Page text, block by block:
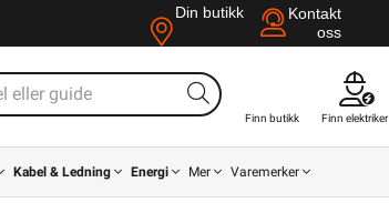
Din butikk
Kontakt
oss
Finn butikk Finn elektriker
Kabel & Ledning Energi Mer Varemerker